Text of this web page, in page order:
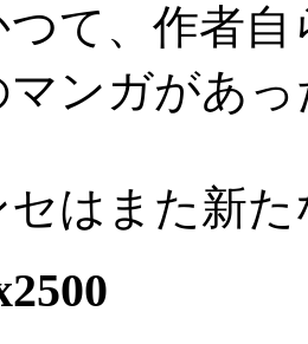
て、作者自
マンガがあ
セはまた新